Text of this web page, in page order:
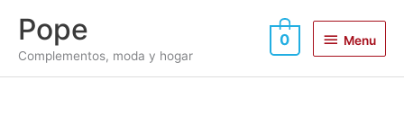
contenido
Pope
Complementos, moda y hogar
Menu
0